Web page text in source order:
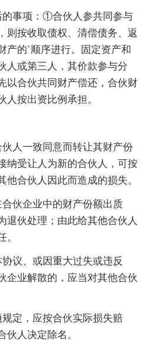
事项：①合伙人参共同参与
按收取债权、清偿债务、返
产的`顺序进行。固定资产和
人或第三人，其价款参与分
以合伙共同财产偿还，合伙财
人按出资比例承担。
人一致同意而转让其财产份
纳受让人为新的合伙人，可按
合伙人因此而造成的损失。
伙企业中的财产份额出质
退伙处理；由此给其他合伙人
、或因重大过失或违反
企业解散的，应当对其他合伙
定，应按合伙实际损失赔
伙人决定除名。